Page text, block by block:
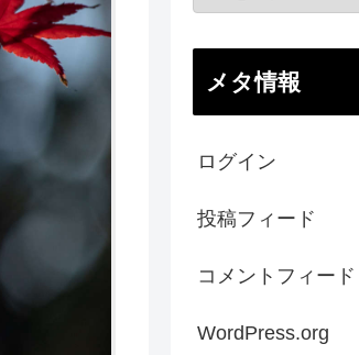
メタ情報
ログイン
投稿フィード
コメントフィード
WordPress.org